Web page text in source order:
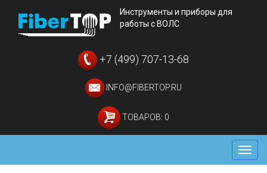
Инструменты и приборы для
работы с ВОЛС
+7 (499) 707-13-68
INFO@FIBERTOP.RU
ТОВАРОВ: 0
Меню